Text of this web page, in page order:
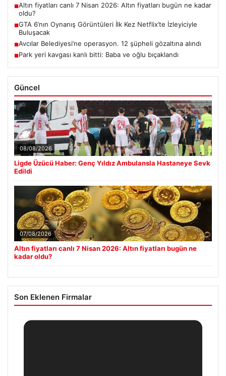
■Altın fiyatları canlı 7 Nisan 2026: Altın fiyatları bugün ne kadar
oldu?
■GTA 6’nın Oynanış Görüntüleri İlk Kez Netflix’te İzleyiciyle
Buluşacak
■Avcılar Belediyesi’ne operasyon. 12 şüpheli gözaltına alındı
■Park yeri kavgası kanlı bitti: Baba ve oğlu bıçaklandı
Güncel
08/08/2026
Ligde Üzücü Haber: Genç Yıldız Ambulansla Hastaneye Sevk
Edildi
07/08/2026
Altın fiyatları canlı 7 Nisan 2026: Altın fiyatları bugün ne
kadar oldu?
Son Eklenen Firmalar